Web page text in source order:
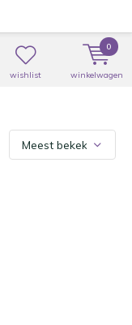
wishlist winkelwagen
0